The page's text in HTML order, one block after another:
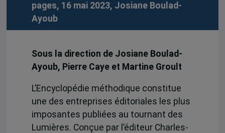
pages, 16 mai 2023, Josiane Boulad-
Ayoub
Sous la direction de Josiane Boulad-
Ayoub, Pierre Caye et Martine Groult
L’Encyclopédie méthodique constitue
une des entreprises éditoriales les plus
imposantes publiées au tournant des
Lumières. Conçue par l’éditeur Charles-